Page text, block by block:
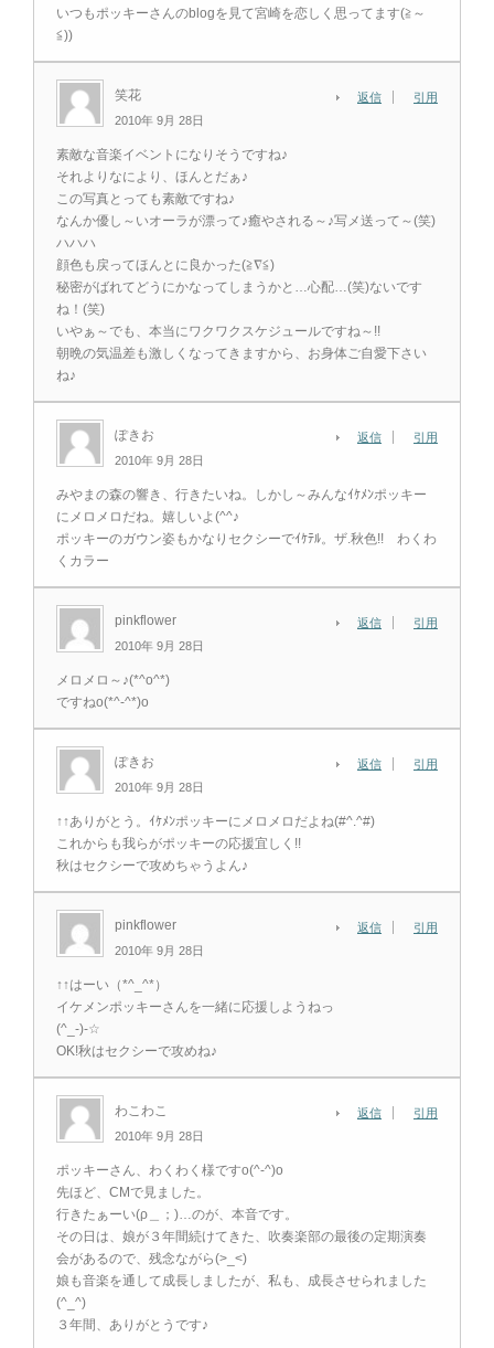
いつもポッキーさんのblogを見て宮崎を恋しく思ってます(≧～
≦))
笑花
2010年 9月 28日
返信 引用
素敵な音楽イベントになりそうですね♪
それよりなにより、ほんとだぁ♪
この写真とっても素敵ですね♪
なんか優し～いオーラが漂って♪癒やされる～♪写メ送って～(笑)
ハハハ
顔色も戻ってほんとに良かった(≧∇≦)
秘密がばれてどうにかなってしまうかと…心配…(笑)ないです
ね！(笑)
いやぁ～でも、本当にワクワクスケジュールですね～!!
朝晩の気温差も激しくなってきますから、お身体ご自愛下さい
ね♪
ぽきお
2010年 9月 28日
返信 引用
みやまの森の響き、行きたいね。しかし～みんなｲｹﾒﾝポッキー
にメロメロだね。嬉しいよ(^^♪
ポッキーのガウン姿もかなりセクシーでｲｹﾃﾙ。ザ.秋色!! わくわ
くカラー
pinkflower
2010年 9月 28日
返信 引用
メロメロ～♪(*^o^*)
ですねo(*^-^*)o
ぽきお
2010年 9月 28日
返信 引用
↑↑ありがとう。ｲｹﾒﾝポッキーにメロメロだよね(#^.^#)
これからも我らがポッキーの応援宜しく!!
秋はセクシーで攻めちゃうよん♪
pinkflower
2010年 9月 28日
返信 引用
↑↑はーい（*^_^*）
イケメンポッキーさんを一緒に応援しようねっ
(^_-)-☆
OK!秋はセクシーで攻めね♪
わこわこ
2010年 9月 28日
返信 引用
ポッキーさん、わくわく様ですo(^-^)o
先ほど、CMで見ました。
行きたぁーい(ρ＿；)…のが、本音です。
その日は、娘が３年間続けてきた、吹奏楽部の最後の定期演奏
会があるので、残念ながら(>_<)
娘も音楽を通して成長しましたが、私も、成長させられました
(^_^)
３年間、ありがとうです♪